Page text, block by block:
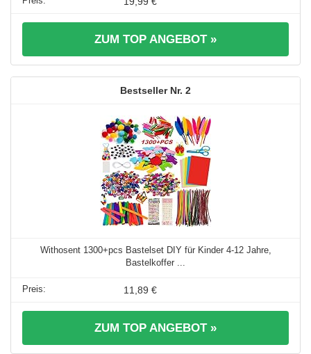
ZUM TOP ANGEBOT »
2
Withosent 1300+pcs Bastelset DIY für Kinder 4-12 Jahre,
Bastelkoffer ...
11,89 €
ZUM TOP ANGEBOT »